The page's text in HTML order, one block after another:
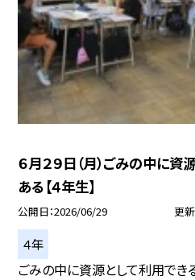
６月２９日（月）ごみの中に
ある【４年生】
公開日 2026/06/29 更
４年
ごみの中に資源として利用でき